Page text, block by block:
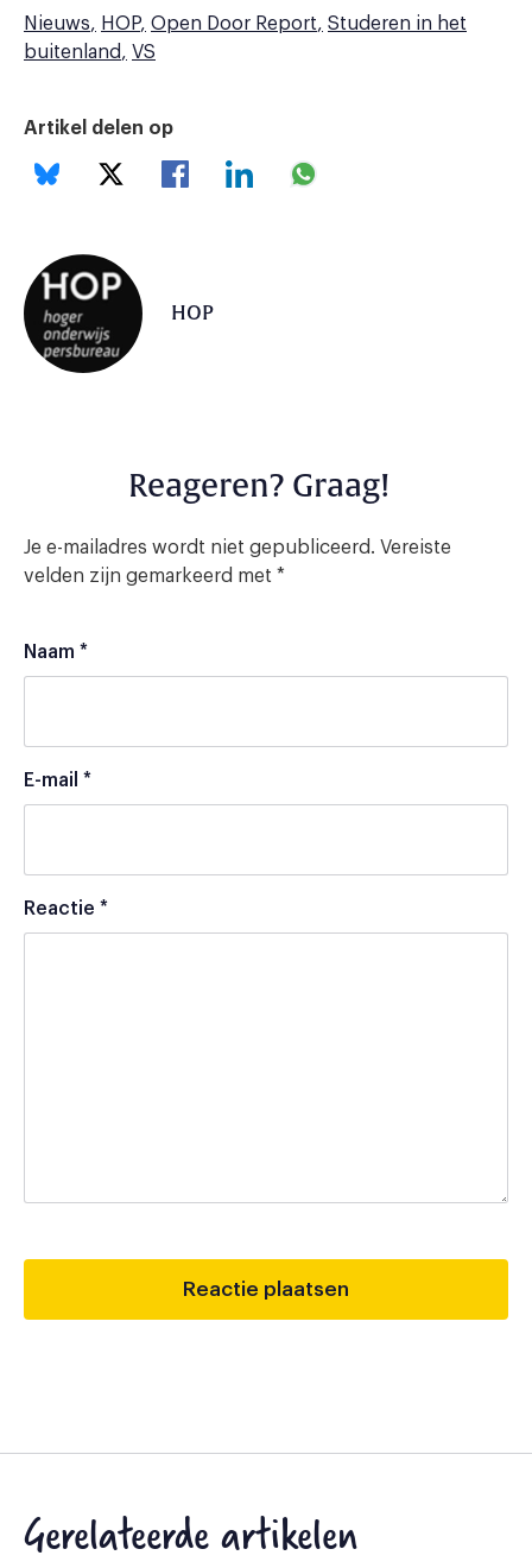
Nieuws
HOP Open Door Report
Studeren in het
buitenland
VS
Artikel delen op
HOP
Reageren? Graag!
Je e-mailadres wordt niet gepubliceerd. Vereiste
velden zijn gemarkeerd met *
Naam *
E-mail *
Reactie *
Gerelateerde artikelen